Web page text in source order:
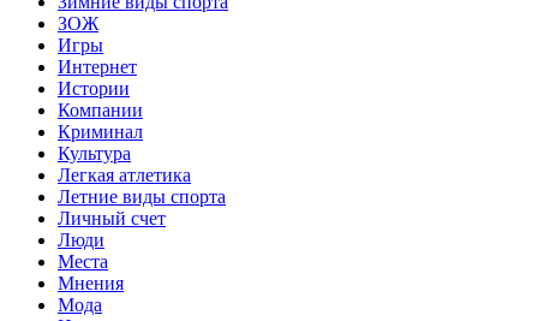
ЗОЖ
Игры
Интернет
Истории
Компании
Криминал
Культура
Легкая атлетика
Летние виды спорта
Личный счет
Люди
Места
Мнения
Мода